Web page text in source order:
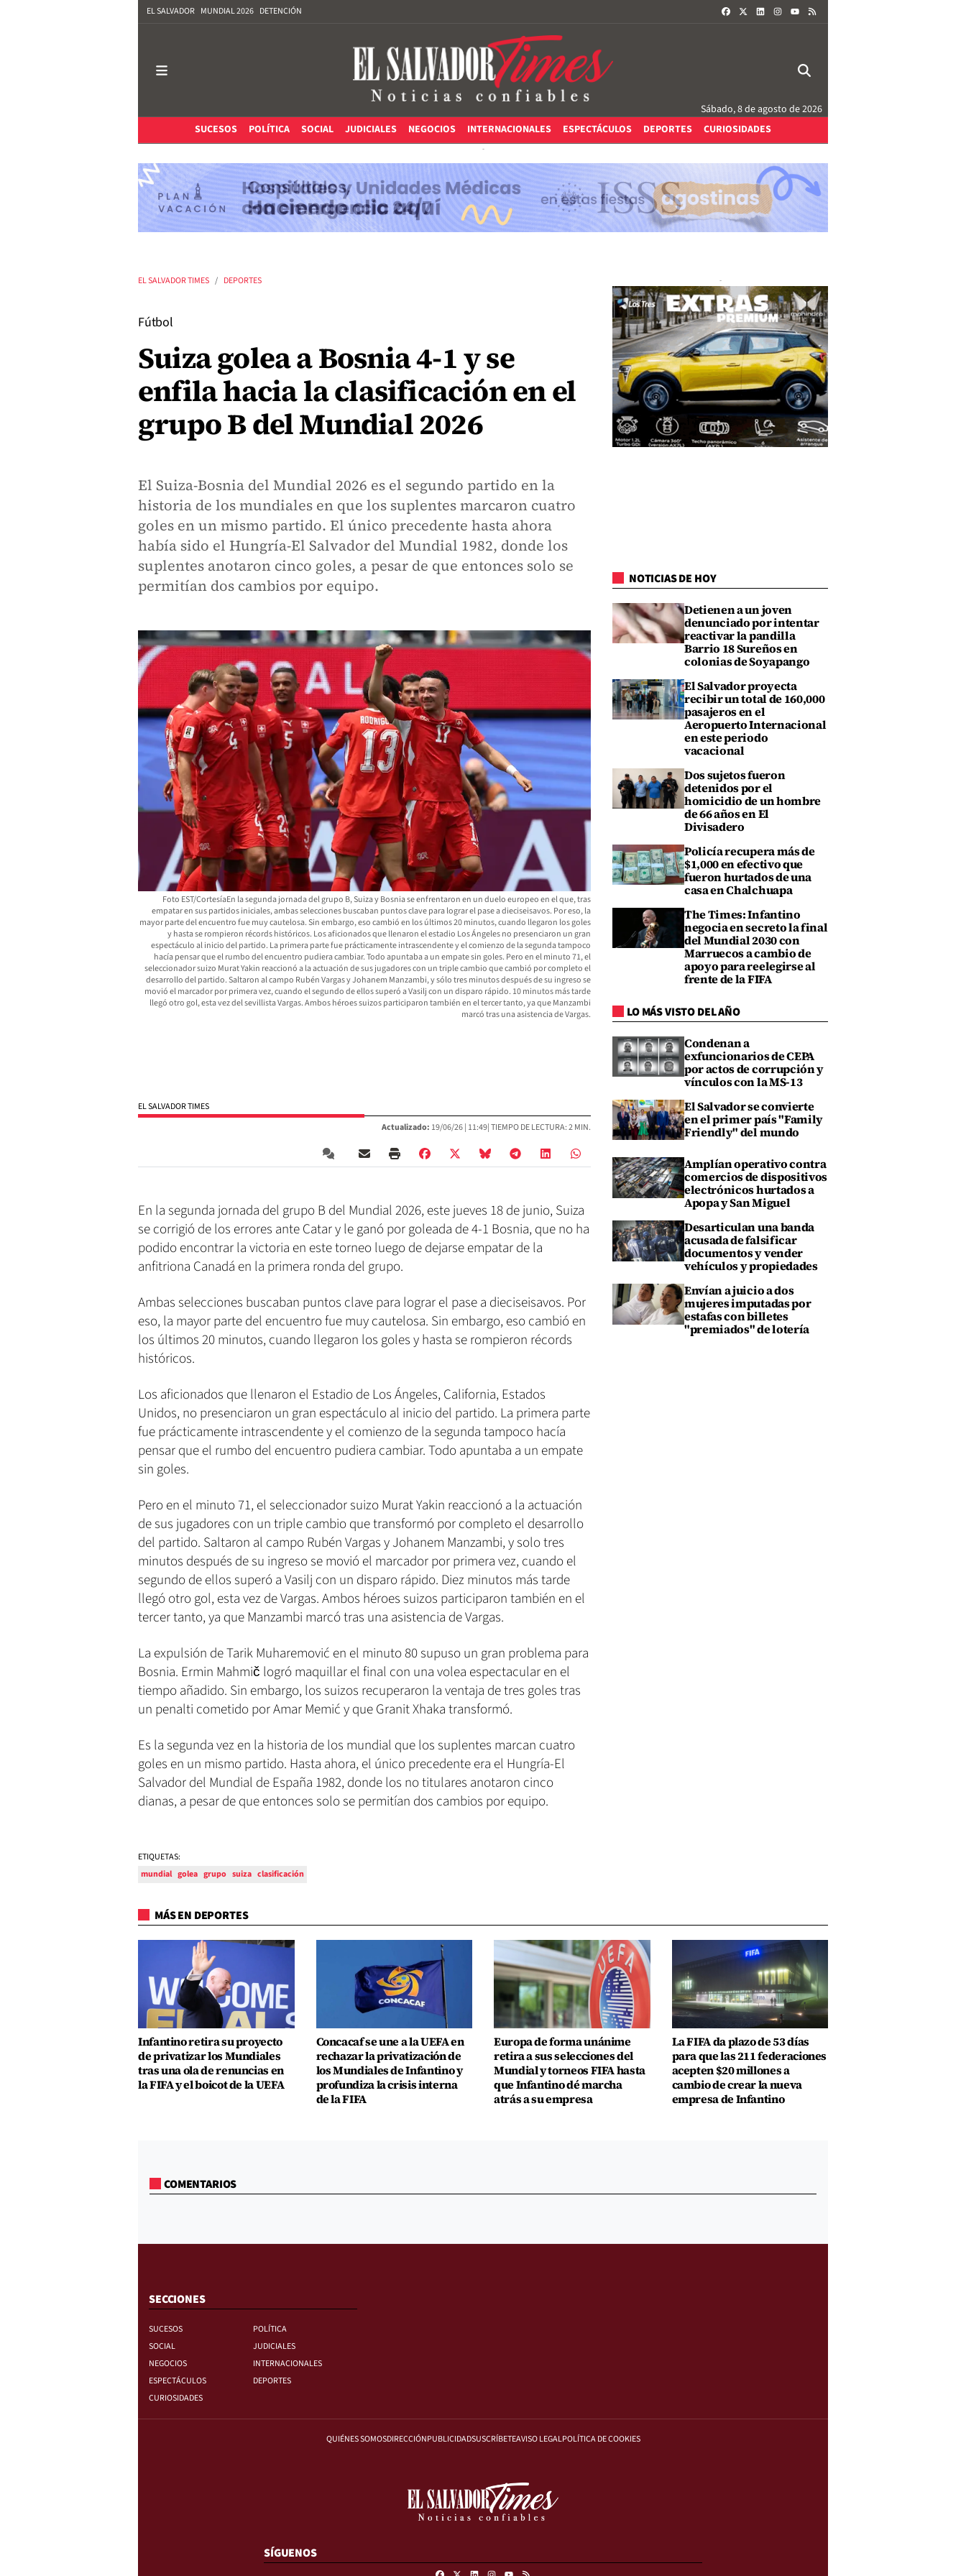
EL SALVADOR MUNDIAL 2026 DETENCIÓN FACEBOOKLINKEDININSTAGRAM
Sábado, 8 de agosto de 2026
SUCESOS
POLÍTICA SOCIAL JUDICIALES NEGOCIOS INTERNACIONALES ESPECTÁCULOS DEPORTES CURIOSIDADES
EL SALVADOR TIMES DEPORTES
Fútbol
Suiza golea a Bosnia 4-1 y se
enfila hacia la clasificación en el
grupo B del Mundial 2026
El Suiza-Bosnia del Mundial 2026 es el segundo partido en la
historia de los mundiales en que los suplentes marcaron cuatro
goles en un mismo partido. El único precedente hasta ahora
había sido el Hungría-El Salvador del Mundial 1982, donde los
suplentes anotaron cinco goles, a pesar de que entonces solo se
permitían dos cambios por equipo.
Foto EST/CortesíaEn la segunda jornada del grupo B, Suiza y Bosnia se enfrentaron en un duelo europeo en el que, tras
empatar en sus partidos iniciales, ambas selecciones buscaban puntos clave para lograr el pase a dieciseisavos. Por eso, la
mayor parte del encuentro fue muy cautelosa. Sin embargo, eso cambió en los últimos 20 minutos, cuando llegaron los goles
y hasta se rompieron récords históricos. Los aficionados que llenaron el estadio Los Ángeles no presenciaron un gran
espectáculo al inicio del partido. La primera parte fue prácticamente intrascendente y el comienzo de la segunda tampoco
hacía pensar que el rumbo del encuentro pudiera cambiar. Todo apuntaba a un empate sin goles. Pero en el minuto 71, el
seleccionador suizo Murat Yakin reaccionó a la actuación de sus jugadores con un triple cambio que cambió por completo el
desarrollo del partido. Saltaron al campo Rubén Vargas y Johanem Manzambi, y sólo tres minutos después de su ingreso se
movió el marcador por primera vez, cuando el segundo de ellos superó a Vasilj con un disparo rápido. 10 minutos más tarde
llegó otro gol, esta vez del sevillista Vargas. Ambos héroes suizos participaron también en el tercer tanto, ya que Manzambi
marcó tras una asistencia de Vargas.
EL SALVADOR TIMES
Actualizado: 19/06/26 | 11:49| TIEMPO DE LECTURA: 2 MIN.
En la segunda jornada del grupo B del Mundial 2026, este jueves 18 de junio, Suiza
se corrigió de los errores ante Catar y le ganó por goleada de 4-1 Bosnia, que no ha
podido encontrar la victoria en este torneo luego de dejarse empatar de la
anfitriona Canadá en la primera ronda del grupo.
Ambas selecciones buscaban puntos clave para lograr el pase a dieciseisavos. Por
eso, la mayor parte del encuentro fue muy cautelosa. Sin embargo, eso cambió en
los últimos 20 minutos, cuando llegaron los goles y hasta se rompieron récords
históricos.
Los aficionados que llenaron el Estadio de Los Ángeles, California, Estados
Unidos, no presenciaron un gran espectáculo al inicio del partido. La primera parte
fue prácticamente intrascendente y el comienzo de la segunda tampoco hacía
pensar que el rumbo del encuentro pudiera cambiar. Todo apuntaba a un empate
sin goles.
Pero en el minuto 71, el seleccionador suizo Murat Yakin reaccionó a la actuación
de sus jugadores con un triple cambio que transformó por completo el desarrollo
del partido. Saltaron al campo Rubén Vargas y Johanem Manzambi, y solo tres
minutos después de su ingreso se movió el marcador por primera vez, cuando el
segundo de ellos superó a Vasilj con un disparo rápido. Diez minutos más tarde
llegó otro gol, esta vez de Vargas. Ambos héroes suizos participaron también en el
tercer tanto, ya que Manzambi marcó tras una asistencia de Vargas.
La expulsión de Tarik Muharemović en el minuto 80 supuso un gran problema para
Bosnia. Ermin Mahmič logró maquillar el final con una volea espectacular en el
tiempo añadido. Sin embargo, los suizos recuperaron la ventaja de tres goles tras
un penalti cometido por Amar Memić y que Granit Xhaka transformó.
Es la segunda vez en la historia de los mundial que los suplentes marcan cuatro
goles en un mismo partido. Hasta ahora, el único precedente era el Hungría-El
Salvador del Mundial de España 1982, donde los no titulares anotaron cinco
dianas, a pesar de que entonces solo se permitían dos cambios por equipo.
ETIQUETAS:
mundial golea grupo suiza clasificación
NOTICIAS DE HOY
Detienen a un joven
denunciado por intentar
reactivar la pandilla
Barrio 18 Sureños en
colonias de Soyapango
El Salvador proyecta
recibir un total de 160,000
pasajeros en el
Aeropuerto Internacional
en este periodo
vacacional
Dos sujetos fueron
detenidos por el
homicidio de un hombre
de 66 años en El
Divisadero
Policía recupera más de
$1,000 en efectivo que
fueron hurtados de una
casa en Chalchuapa
The Times: Infantino
negocia en secreto la final
del Mundial 2030 con
Marruecos a cambio de
apoyo para reelegirse al
frente de la FIFA
LO MÁS VISTO DEL AÑO
Condenan a
exfuncionarios de CEPA
por actos de corrupción y
vínculos con la MS-13
El Salvador se convierte
en el primer país "Family
Friendly" del mundo
Amplían operativo contra
comercios de dispositivos
electrónicos hurtados a
Apopa y San Miguel
Desarticulan una banda
acusada de falsificar
documentos y vender
vehículos y propiedades
Envían a juicio a dos
mujeres imputadas por
estafas con billetes
"premiados" de lotería
MÁS EN DEPORTES
Infantino retira su proyecto
de privatizar los Mundiales
tras una ola de renuncias en
la FIFA y el boicot de la UEFA
Concacaf se une a la UEFA en
rechazar la privatización de
los Mundiales de Infantino y
profundiza la crisis interna
de la FIFA
Europa de forma unánime
retira a sus selecciones del
Mundial y torneos FIFA hasta
que Infantino dé marcha
atrás a su empresa
La FIFA da plazo de 53 días
para que las 211 federaciones
acepten $20 millones a
cambio de crear la nueva
empresa de Infantino
COMENTARIOS
SECCIONES
SUCESOS
POLÍTICA
SOCIAL
JUDICIALES
NEGOCIOS
INTERNACIONALES
ESPECTÁCULOS
DEPORTES
CURIOSIDADES
QUIÉNES SOMOSDIRECCIÓNPUBLICIDADSUSCRÍBETEAVISO LEGALPOLÍTICA DE COOKIES
SÍGUENOS
FacebookLinkedinInstagram